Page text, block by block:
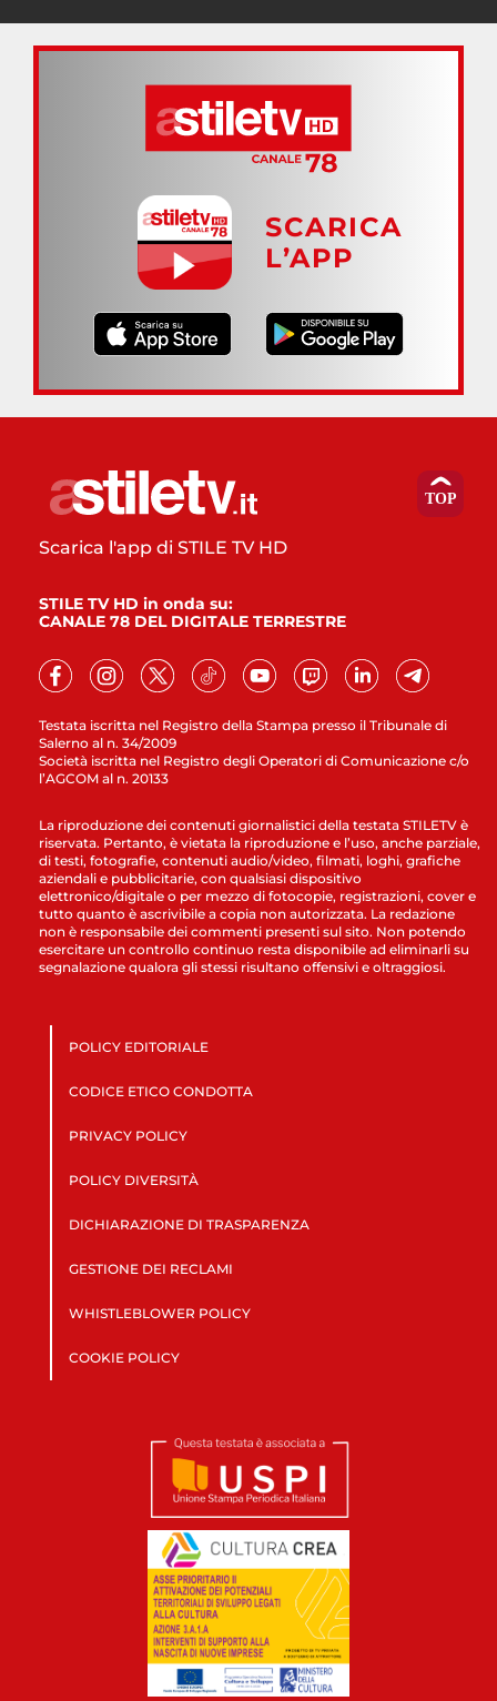
SCARICA
L’APP
Testata iscritta nel Registro della Stampa presso il Tribunale di
Salerno al n. 34/2009
Società iscritta nel Registro degli Operatori di Comunicazione c/o
l’AGCOM al n. 20133
Scarica l'app di STILE TV HD
STILE TV HD in onda su:
CANALE 78 DEL DIGITALE TERRESTRE
La riproduzione dei contenuti giornalistici della testata STILETV è
riservata. Pertanto, è vietata la riproduzione e l’uso, anche parziale,
di testi, fotografie, contenuti audio/video, filmati, loghi, grafiche
aziendali e pubblicitarie, con qualsiasi dispositivo
elettronico/digitale o per mezzo di fotocopie, registrazioni, cover e
tutto quanto è ascrivibile a copia non autorizzata. La redazione
non è responsabile dei commenti presenti sul sito. Non potendo
esercitare un controllo continuo resta disponibile ad eliminarli su
segnalazione qualora gli stessi risultano offensivi e oltraggiosi.
POLICY EDITORIALE
CODICE ETICO CONDOTTA
PRIVACY POLICY
POLICY DIVERSITÀ
DICHIARAZIONE DI TRASPARENZA
GESTIONE DEI RECLAMI
WHISTLEBLOWER POLICY
COOKIE POLICY